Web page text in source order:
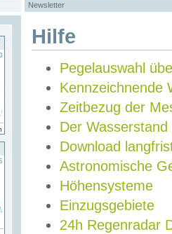
Newsletter
Hilfe
Pegelauswahl
Kennzeichnende
Zeitbezug der
Der Wasserstand
Download
Astronomische
Höhensysteme
Einzugsgebiete
24h Regenradar